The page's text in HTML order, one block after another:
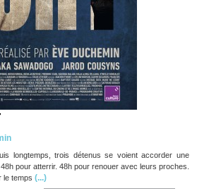
longtemps, trois détenus se voient accorder une
pour atterrir. 48h pour renouer avec leurs proches.
le temps (...)